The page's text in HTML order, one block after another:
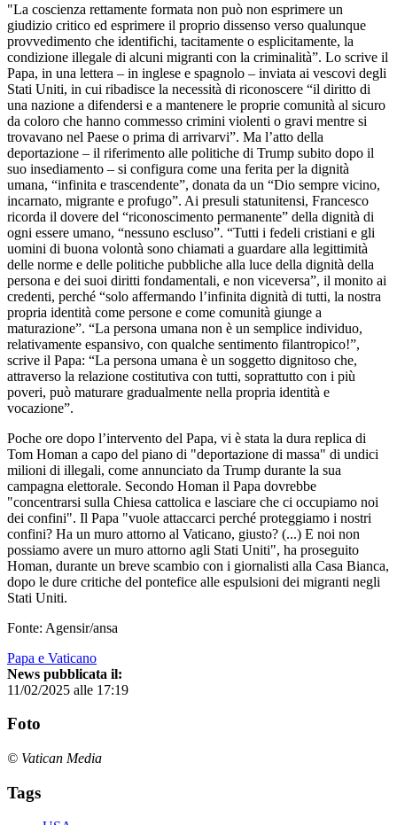
"La coscienza rettamente formata non può non esprimere un
giudizio critico ed esprimere il proprio dissenso verso qualunque
provvedimento che identifichi, tacitamente o esplicitamente, la
condizione illegale di alcuni migranti con la criminalità”. Lo scrive il
Papa, in una lettera – in inglese e spagnolo – inviata ai vescovi degli
Stati Uniti, in cui ribadisce la necessità di riconoscere “il diritto di
una nazione a difendersi e a mantenere le proprie comunità al sicuro
da coloro che hanno commesso crimini violenti o gravi mentre si
trovavano nel Paese o prima di arrivarvi”. Ma l’atto della
deportazione – il riferimento alle politiche di Trump subito dopo il
suo insediamento – si configura come una ferita per la dignità
umana, “infinita e trascendente”, donata da un “Dio sempre vicino,
incarnato, migrante e profugo”. Ai presuli statunitensi, Francesco
ricorda il dovere del “riconoscimento permanente” della dignità di
ogni essere umano, “nessuno escluso”. “Tutti i fedeli cristiani e gli
uomini di buona volontà sono chiamati a guardare alla legittimità
delle norme e delle politiche pubbliche alla luce della dignità della
persona e dei suoi diritti fondamentali, e non viceversa”, il monito ai
credenti, perché “solo affermando l’infinita dignità di tutti, la nostra
propria identità come persone e come comunità giunge a
maturazione”. “La persona umana non è un semplice individuo,
relativamente espansivo, con qualche sentimento filantropico!”,
scrive il Papa: “La persona umana è un soggetto dignitoso che,
attraverso la relazione costitutiva con tutti, soprattutto con i più
poveri, può maturare gradualmente nella propria identità e
vocazione”.
Poche ore dopo l’intervento del Papa, vi è stata la dura replica di
Tom Homan a capo del piano di "deportazione di massa" di undici
milioni di illegali, come annunciato da Trump durante la sua
campagna elettorale. Secondo Homan il Papa dovrebbe
"concentrarsi sulla Chiesa cattolica e lasciare che ci occupiamo noi
dei confini". Il Papa "vuole attaccarci perché proteggiamo i nostri
confini? Ha un muro attorno al Vaticano, giusto? (...) E noi non
possiamo avere un muro attorno agli Stati Uniti", ha proseguito
Homan, durante un breve scambio con i giornalisti alla Casa Bianca,
dopo le dure critiche del pontefice alle espulsioni dei migranti negli
Stati Uniti.
Fonte: Agensir/ansa
Papa e Vaticano
News pubblicata il:
11/02/2025 alle 17:19
Foto
© Vatican Media
Tags